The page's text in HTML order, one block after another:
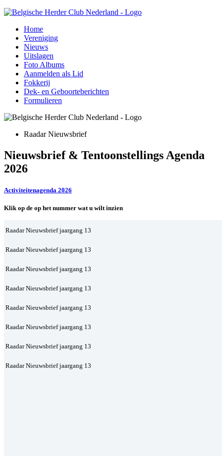
Home
Vereniging
Nieuws
Uitslagen
Foto Albums
Aanmelden als Lid
Fokkerij
Dek- en Geboorteberichten
Formulieren
Raadar Nieuwsbrief
Nieuwsbrief & Tentoonstellings Agenda
2026
Activiteitenagenda 2026
Klik op de op het nummer wat u wilt inzien
Raadar Nieuwsbrief jaargang 13
Raadar Nieuwsbrief jaargang 13
Raadar Nieuwsbrief jaargang 13
Raadar Nieuwsbrief jaargang 13
Raadar Nieuwsbrief jaargang 13
Raadar Nieuwsbrief jaargang 13
Raadar Nieuwsbrief jaargang 13
Raadar Nieuwsbrief jaargang 13